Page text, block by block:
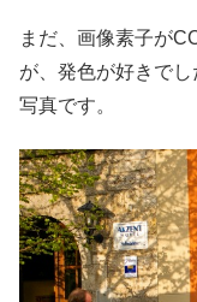
まだ、画像素子が
が、発色が好きで
写真です。